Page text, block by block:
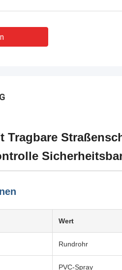
Tragbare
Wert
Rundrohr
PVC-Spray